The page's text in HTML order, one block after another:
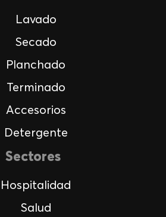
Lavado
Secado
Planchado
Terminado
Accesorios
Detergente
Sectores
Hospitalidad
Salud